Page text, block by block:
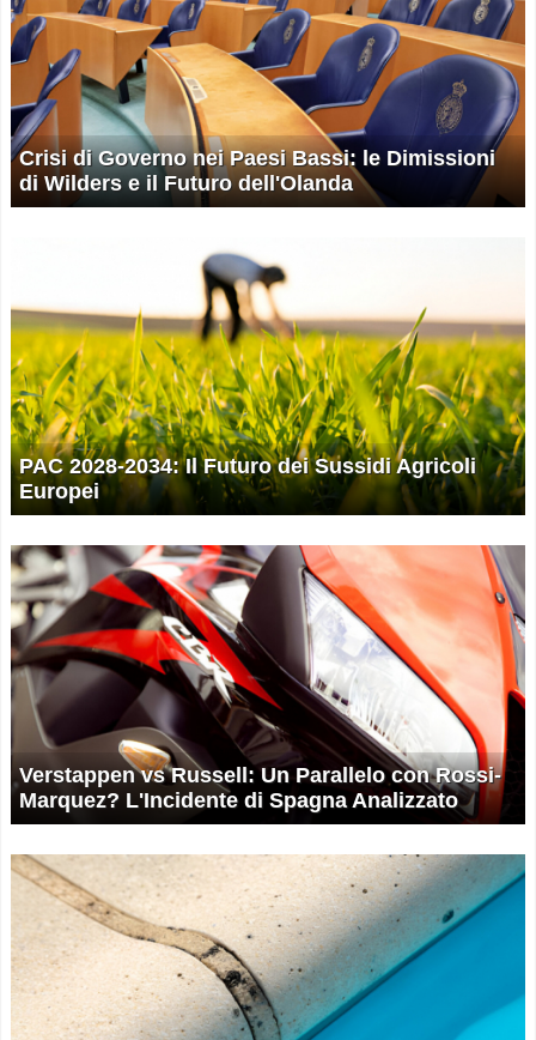
Crisi di Governo nei Paesi Bassi: le Dimissioni
di Wilders e il Futuro dell'Olanda
PAC 2028-2034: Il Futuro dei Sussidi Agricoli
Europei
Verstappen vs Russell: Un Parallelo con Rossi-
Marquez? L'Incidente di Spagna Analizzato